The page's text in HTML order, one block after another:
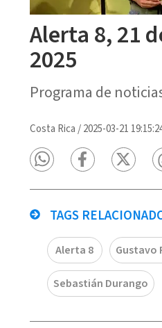
Alerta 8, 21
2025
Programa de
Costa Rica /2025-03-21
TAGS
Alerta 8 Gustavo
Sebastián Durango